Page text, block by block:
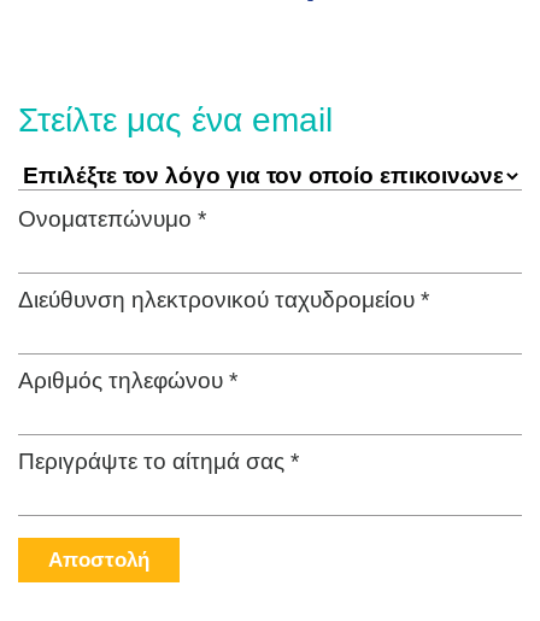
Στείλτε μας ένα email
Ονοματεπώνυμο *
Διεύθυνση ηλεκτρονικού ταχυδρομείου *
Αριθμός τηλεφώνου *
Περιγράψτε το αίτημά σας *
Αποστολή